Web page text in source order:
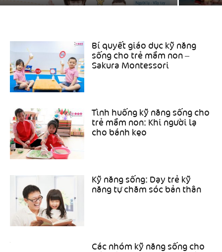
Bí quyết giáo dục kỹ năng
sống cho trẻ mầm non –
Sakura Montessori
Tình huống kỹ năng sống cho
trẻ mầm non: Khi người lạ
cho bánh kẹo
Kỹ năng sống: Dạy trẻ kỹ
năng tự chăm sóc bản thân
Các nhóm kỹ năng sống cho